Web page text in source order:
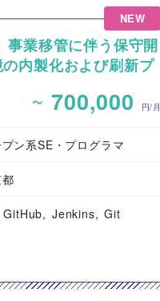
NEW
事業移管に伴う保守開
内製化および刷新プ
員）~ 700,000 円/月
ン系SE・プログラマ
GitHub Jenkins Git